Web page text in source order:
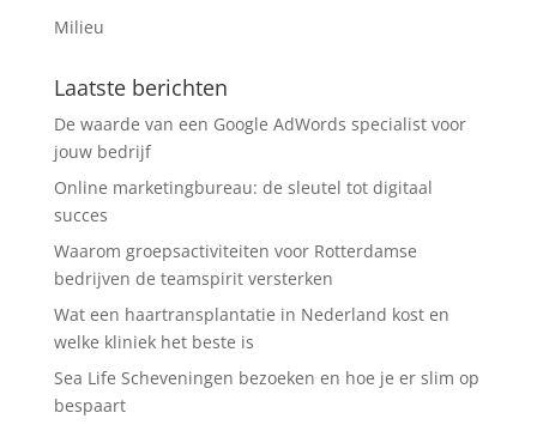
Milieu
Laatste berichten
De waarde van een Google AdWords specialist voor
jouw bedrijf
Online marketingbureau: de sleutel tot digitaal
succes
Waarom groepsactiviteiten voor Rotterdamse
bedrijven de teamspirit versterken
Wat een haartransplantatie in Nederland kost en
welke kliniek het beste is
Sea Life Scheveningen bezoeken en hoe je er slim op
bespaart